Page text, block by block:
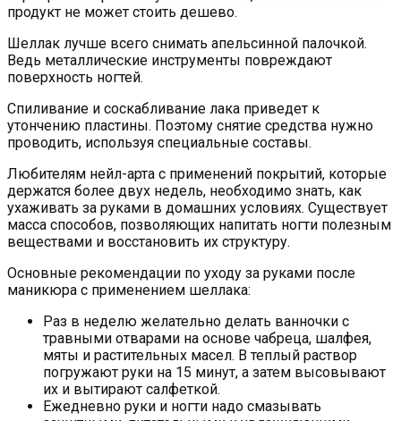
продукт не может стоить дешево.
Шеллак лучше всего снимать апельсинной палочкой.
Ведь металлические инструменты повреждают
поверхность ногтей.
Спиливание и соскабливание лака приведет к
утончению пластины. Поэтому снятие средства нужно
проводить, используя специальные составы.
Любителям нейл-арта с применений покрытий, которые
держатся более двух недель, необходимо знать, как
ухаживать за руками в домашних условиях. Существует
масса способов, позволяющих напитать ногти полезным
веществами и восстановить их структуру.
Основные рекомендации по уходу за руками после
маникюра с применением шеллака:
Раз в неделю желательно делать ванночки с
травными отварами на основе чабреца, шалфея,
мяты и растительных масел. В теплый раствор
погружают руки на 15 минут, а затем высовывают
их и вытирают салфеткой.
Ежедневно руки и ногти надо смазывать